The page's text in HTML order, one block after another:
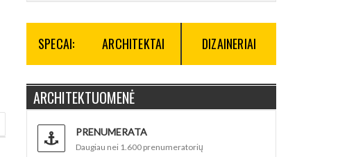
SPECAI: ARCHITEKTAI DIZAINERIAI
ARCHITEKTUOMENĖ
PRENUMERATA
Daugiau nei 1.600 prenumeratorių